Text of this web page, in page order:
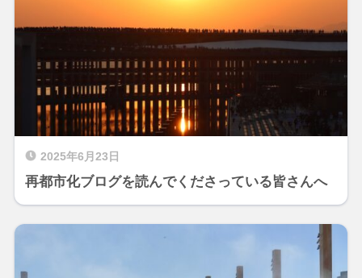
2025年6月23日
再都市化ブログを読んでくださっている皆さんへ